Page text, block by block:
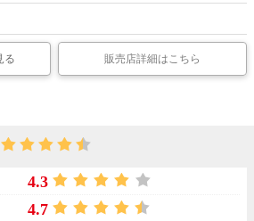
る 販売店詳細はこちら
4.3
4.7